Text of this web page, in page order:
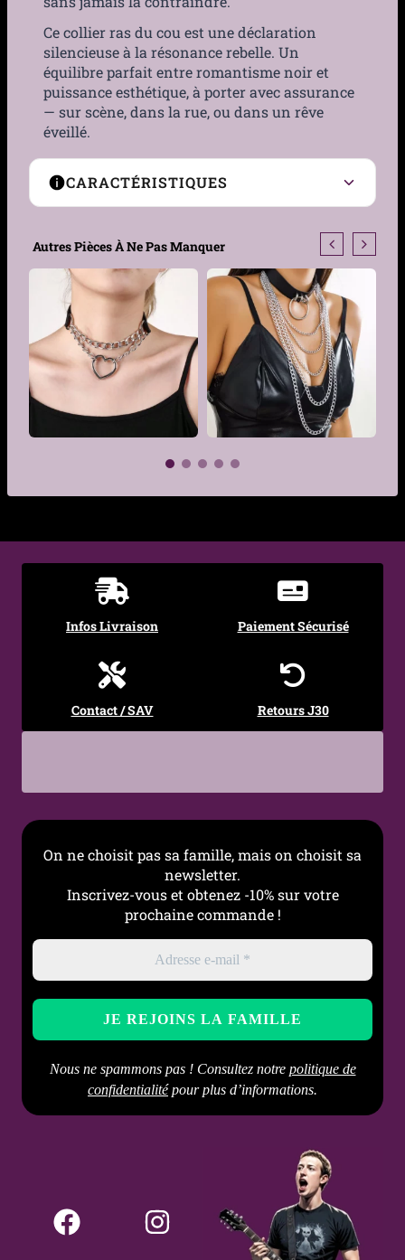
Ce collier ras du cou est une déclaration
silencieuse à la résonance rebelle. Un
équilibre parfait entre romantisme noir et
puissance esthétique, à porter avec assurance
— sur scène, dans la rue, ou dans un rêve
éveillé.
CARACTÉRISTIQUES
Matière
Similicuir
Couleur
Taille
Longueur 45 cm (pour
tour de cou de 34 à 42 cm)
Type de fermeture Boucle à ardillon
Autres Pièces À Ne Pas Manquer
Infos Livraison Paiement Sécurisé
Contact / SAV Retours J30
On ne choisit pas sa famille, mais on choisit sa
newsletter.
Inscrivez-vous et obtenez -10% sur votre
prochaine commande !
Nous ne spammons pas ! Consultez notre politique de
confidentialitépour plus d’informations.